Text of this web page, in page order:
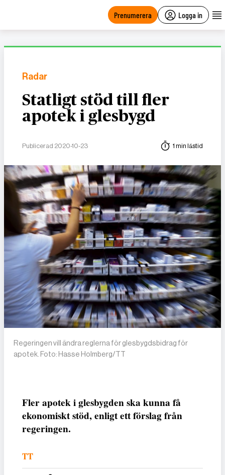
Prenumerera Logga in
Radar
Statligt stöd till fler
apotek i glesbygd
Publicerad 2020-10-23 1 min lästid
Regeringen vill ändra reglerna för glesbygdsbidrag för
apotek. Foto: Hasse Holmberg/TT
Fler apotek i glesbygden ska kunna få
ekonomiskt stöd, enligt ett förslag från
regeringen.
TT